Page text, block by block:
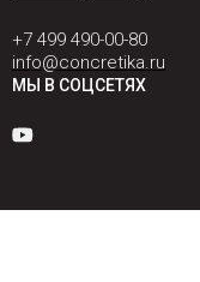
+7 499 490-00-80
info@concretika.ru
МЫ В СОЦСЕТЯХ